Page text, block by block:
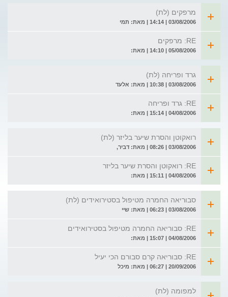
מרפקים (לת)
03/08/2006 | 14:14 | מאת: תמי
RE: מרפקים
05/08/2006 | 14:10 | מאת:
גרד ופריחה (לת)
03/08/2006 | 10:38 | מאת: אלעד
RE: גרד ופריחה
04/08/2006 | 15:14 | מאת:
רואקוטן והסרת שיער בליזר (לת)
03/08/2006 | 08:26 | מאת: דביר,
RE: רואקוטן והסרת שיער בליזר
04/08/2006 | 15:11 | מאת:
סבוריאה החמרה מטיפול בסטירואידים (לת)
03/08/2006 | 06:23 | מאת: שיי
RE: סבוריאה החמרה מטיפול בסטירואידים
04/08/2006 | 15:07 | מאת:
RE: סבוריאה קרם סבורם הכי יעיל
20/09/2006 | 06:27 | מאת: מיכל
למפומה (לת)